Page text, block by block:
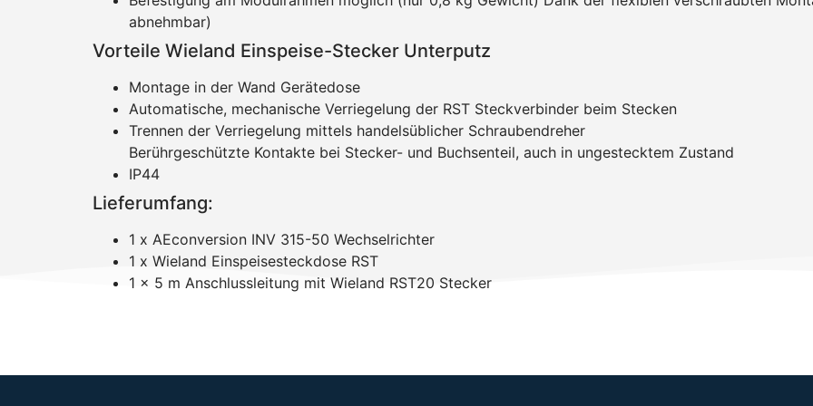
abnehmbar)
Vorteile Wieland Einspeise-Stecker Unterputz
Montage in der Wand Gerätedose
Automatische, mechanische Verriegelung der RST Steckverbinder beim Stecken
Trennen der Verriegelung mittels handelsüblicher Schraubendreher
Berührgeschützte Kontakte bei Stecker- und Buchsenteil, auch in ungestecktem Zustand
IP44
Lieferumfang:
1 x AEconversion INV 315-50 Wechselrichter
1 x Wieland Einspeisesteckdose RST
1 x 5 m Anschlussleitung mit Wieland RST20 Stecker